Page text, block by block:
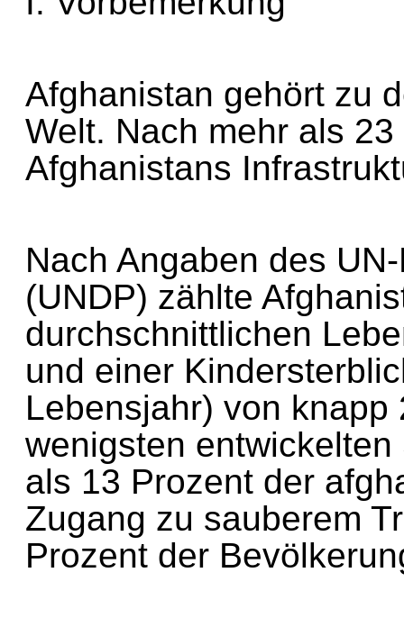
Afghanistan gehört
Welt. Nach mehr als
Afghanistans
Nach Angaben des
(UNDP) zählte
durchschnittlichen
und einer
Lebensjahr) von
wenigsten
als 13 Prozent der
Zugang zu sauberem
Prozent der